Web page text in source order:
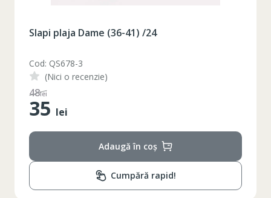
Slapi plaja Dame (36-41) /24
Cod: QS678-3
(Nici o recenzie)
48lei
35 lei
Adaugă în coș
Cumpără rapid!